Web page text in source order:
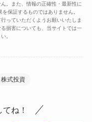
。また、情報の正確性・最新性に
保証するものではありません。
っていただくようお願いいたしま
損害についても、当サイトでは一
。
株式投資
ね！